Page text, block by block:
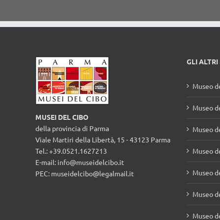
MUSEI DEL CIBO
della provincia di Parma
Viale Martiri della Libertà, 15 - 43123 Parma
Tel.: +39.0521.1627213
E-mail:
info@museidelcibo.it
PEC: museidelcibo@legalmail.it
Museo